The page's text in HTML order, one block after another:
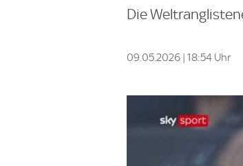
Die
09.05.2026 | 18:54 Uhr